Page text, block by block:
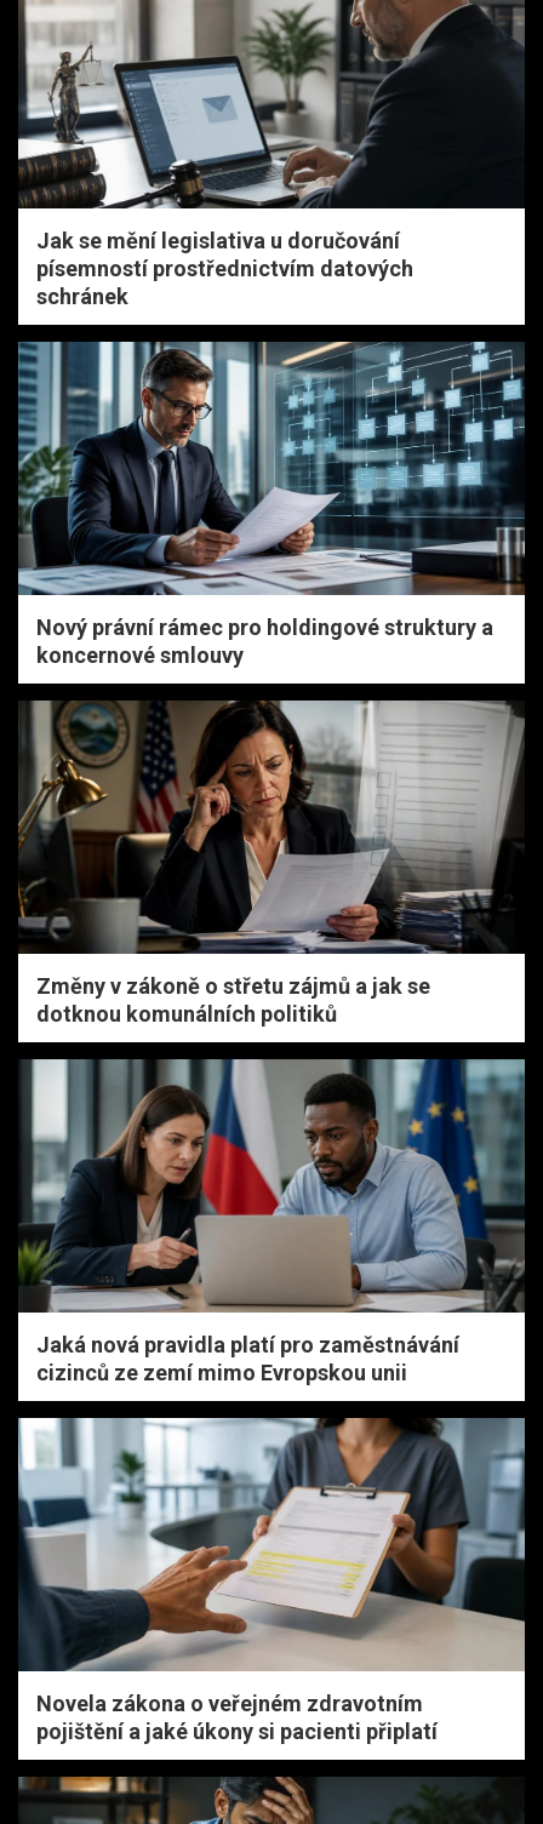
Jak se mění legislativa u doručování
písemností prostřednictvím datových
schránek
Nový právní rámec pro holdingové struktury a
koncernové smlouvy
Změny v zákoně o střetu zájmů a jak se
dotknou komunálních politiků
Jaká nová pravidla platí pro zaměstnávání
cizinců ze zemí mimo Evropskou unii
Novela zákona o veřejném zdravotním
pojištění a jaké úkony si pacienti připlatí